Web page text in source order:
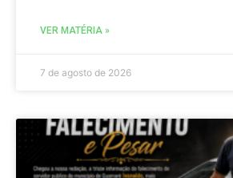
VER MATÉRIA »
7 de agosto de 2026